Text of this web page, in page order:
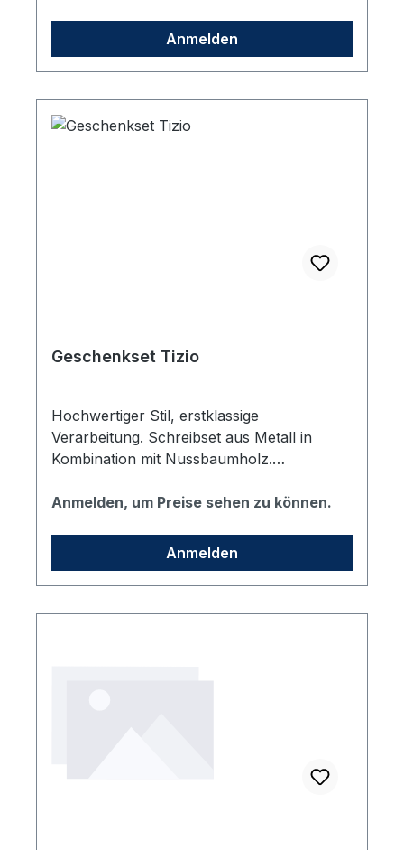
Anmelden
Geschenkset Tizio
Hochwertiger Stil, erstklassige
Verarbeitung. Schreibset aus Metall in
Kombination mit Nussbaumholz.
(schwarz). Logoaufdruck vhs in Silber auf
Anmelden, um Preise sehen zu können.
Anmelden